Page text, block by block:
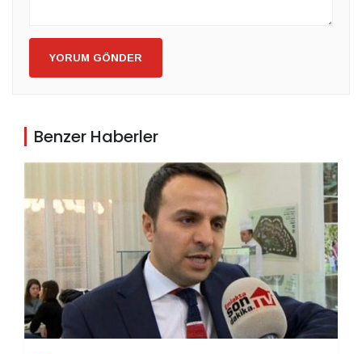
YORUM GÖNDER
Benzer Haberler